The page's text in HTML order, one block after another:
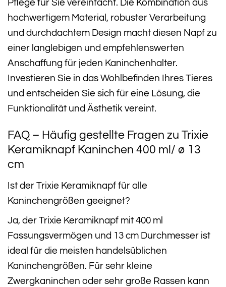
Pflege für Sie vereinfacht. Die Kombination aus
hochwertigem Material, robuster Verarbeitung
und durchdachtem Design macht diesen Napf zu
einer langlebigen und empfehlenswerten
Anschaffung für jeden Kaninchenhalter.
Investieren Sie in das Wohlbefinden Ihres Tieres
und entscheiden Sie sich für eine Lösung, die
Funktionalität und Ästhetik vereint.
FAQ – Häufig gestellte Fragen zu Trixie
Keramiknapf Kaninchen 400 ml/ ø 13
cm
Ist der Trixie Keramiknapf für alle
Kaninchengrößen geeignet?
Ja, der Trixie Keramiknapf mit 400 ml
Fassungsvermögen und 13 cm Durchmesser ist
ideal für die meisten handelsüblichen
Kaninchengrößen. Für sehr kleine
Zwergkaninchen oder sehr große Rassen kann